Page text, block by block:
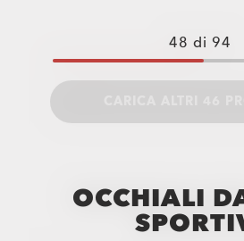
48 di 94
OCCHIALI